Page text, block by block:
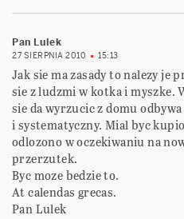
Pan Lulek
27 SIERPNIA 2010 15:13
Jak sie ma zasady to nalezy je
sie z ludzmi w kotka i myszke.
sie da wyrzucic z domu
i systematyczny. Mial byc
odlozono w oczekiwaniu na
przerzutek.
Byc moze bedzie to.
At calendas grecas.
Pan Lulek